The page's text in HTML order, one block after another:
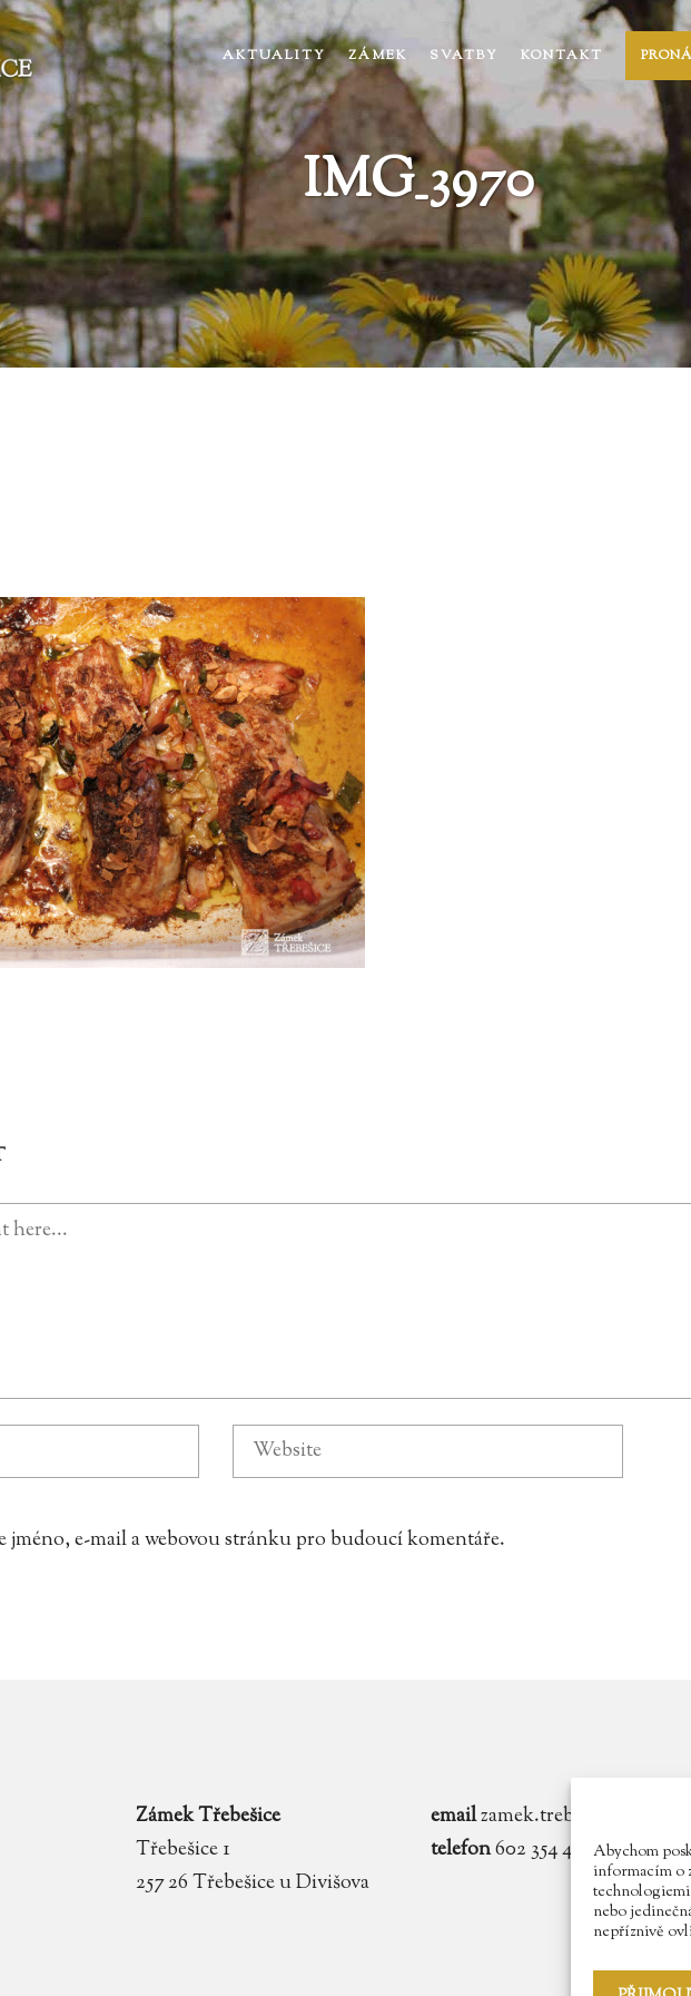
Abychom
informacím o
technologiemi
nebo
nepříznivě
AKTUALITY ZÁMEK SVATBY KONTAKT
IMG_3970
jméno, e-mail a webovou stránku pro budoucí komentáře.
Zámek Třebešice
Třebešice 1
257 26 Třebešice u Divišova
emailzamek.trebesice@volny.cz
telefon602 354 467